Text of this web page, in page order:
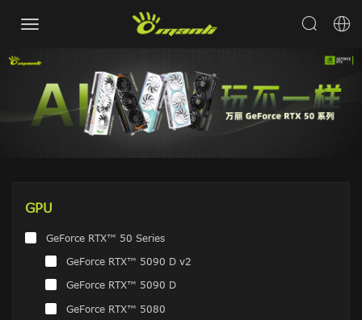
GPU
GeForce RTX™ 50 Series
GeForce RTX™ 5090 D v2
GeForce RTX™ 5090 D
GeForce RTX™ 5080